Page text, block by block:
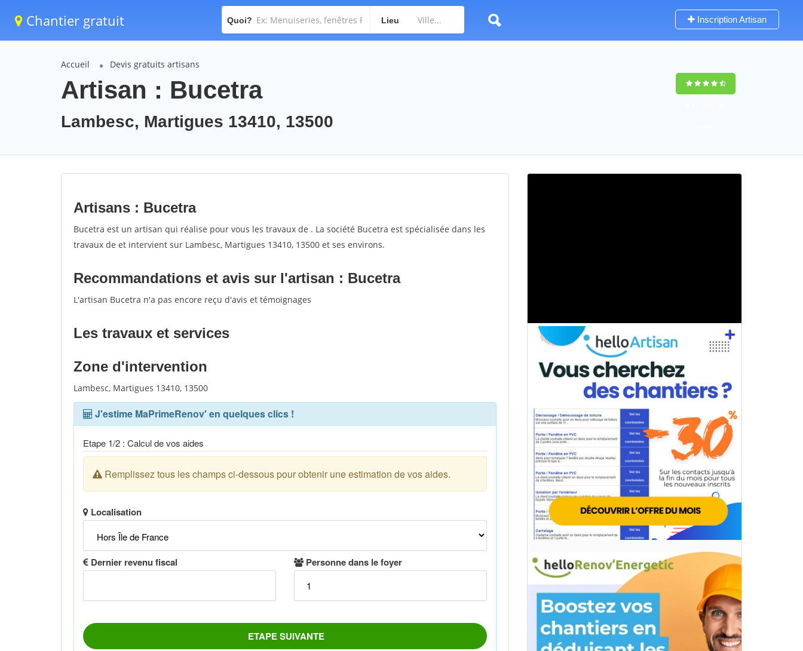
Chantier gratuit Quoi? Lieu Inscription Artisan
Accueil Devis gratuits artisans
Artisan : Bucetra
Lambesc, Martigues 13410, 13500
Artisans : Bucetra
Bucetra est un artisan qui réalise pour vous les travaux de . La société Bucetra est spécialisée dans les
travaux de et intervient sur Lambesc, Martigues 13410, 13500 et ses environs.
Recommandations et avis sur l'artisan : Bucetra
L'artisan Bucetra n'a pas encore reçu d'avis et témoignages
Les travaux et services
Zone d'intervention
Lambesc, Martigues 13410, 13500